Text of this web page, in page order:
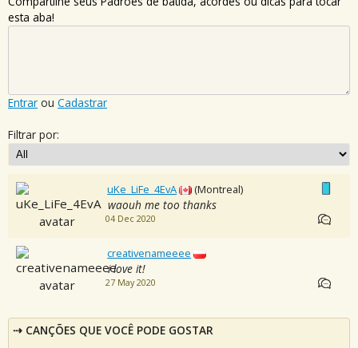
esta aba!
Entrar ou Cadastrar
Filtrar por:
uKe_LiFe_4EvA (Montreal)
waouh me too thanks
04 Dec 2020
creativenameeee
i love it!
27 May 2020
CANÇÕES QUE VOCÊ PODE GOSTAR